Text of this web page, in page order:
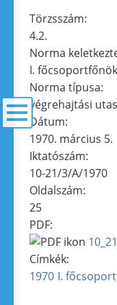
Törzsszám:
4.2.
Norma
I. főcsoportfőnök
Norma típusa:
végrehajtási
Dátum:
1970. március 5.
Iktatószám:
10-21/3/A/1970
Oldalszám:
25
PDF:
Címkék:
1970 I.